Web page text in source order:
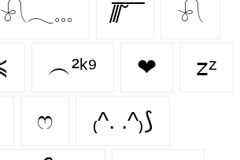
𓍯𓂃𓏧 ̸/̸̅̅ ̆̅ ̅̅ ̅̅ 𓍯
︵²ᵏ⁹ ❤︎ 𝗓ᶻ
ෆ ₍^. .^₎⟆